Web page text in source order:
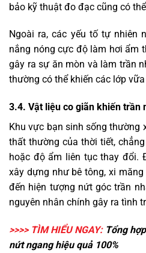
bảo kỹ thuật đo đạc cũng có
Ngoài ra, các yếu tố tự nhiên
nắng nóng cực độ làm hơi ẩm
gây ra sự ăn mòn và làm trần
thường có thể khiến các lớp
3.4. Vật liệu co giãn khiến trần
Khu vực bạn sinh sống thường
thất thường của thời tiết,
hoặc độ ẩm liên tục thay đổi.
xây dựng như bê tông, xi
đến hiện tượng nứt góc trần
nguyên nhân chính gây ra tình
>>>> TÌM HIỂU NGAY:Tổng
nứt nganghiệu quả 100%